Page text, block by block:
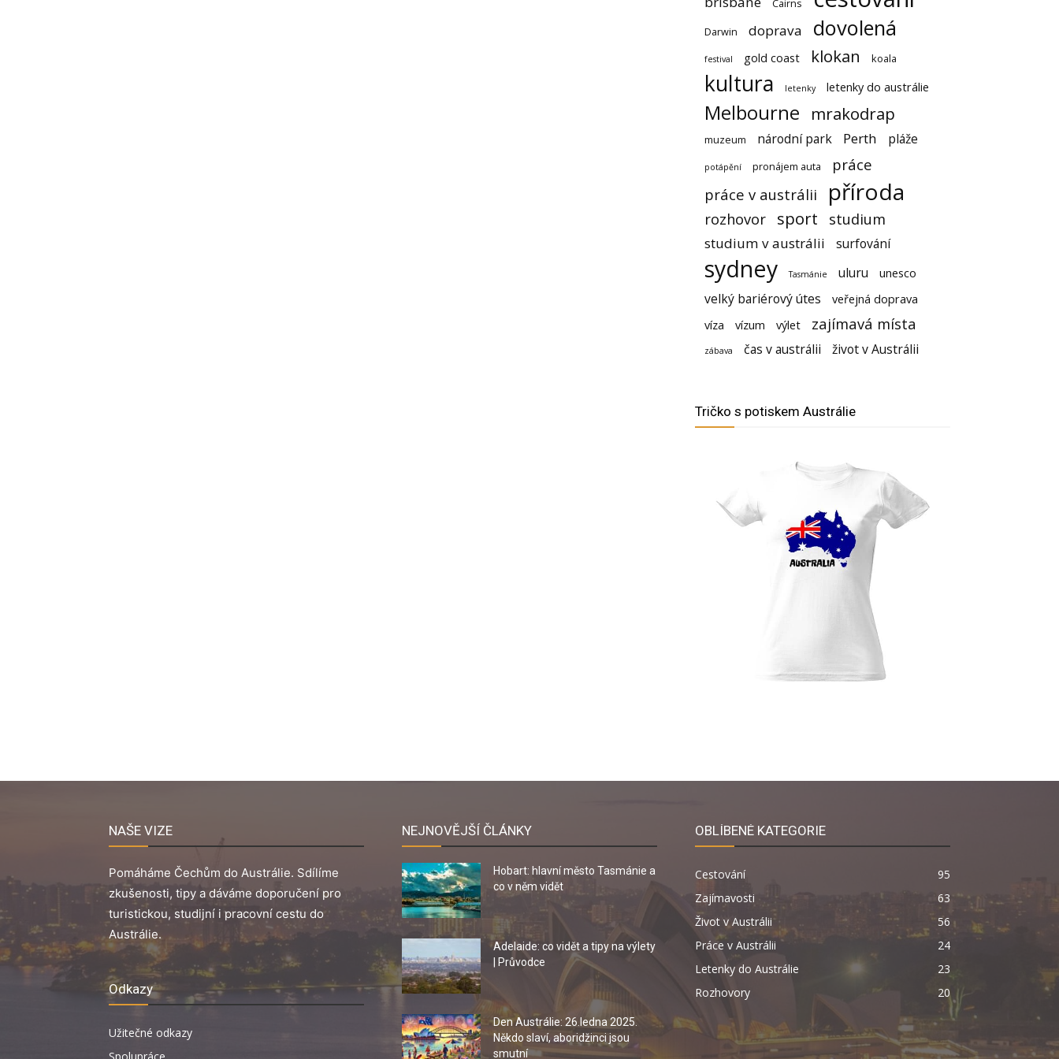
Cairns
Darwin doprava dovolená
festival gold coast klokan koala
kultura letenky letenky do austrálie
Melbourne mrakodrap
muzeum národní park Perth pláže
potápění pronájem auta
práce
práce v austrálii
příroda
rozhovor sport studium
studium v austrálii surfování
sydney Tasmánie uluru unesco
velký bariérový útes
veřejná doprava
víza
vízum výlet zajímavá místa
zábava čas v austrálii život v Austrálii
Tričko s potiskem Austrálie
NAŠE VIZE
Pomáháme Čechům do Austrálie. Sdílíme
zkušenosti, tipy a dáváme doporučení pro
turistickou, studijní i pracovní cestu do
Austrálie.
Odkazy
Užitečné odkazy
NEJNOVĚJŠÍ ČLÁNKY
Hobart: hlavní město Tasmánie a
co v něm vidět
Adelaide: co vidět a tipy na výlety
| Průvodce
Den Austrálie: 26.ledna 2025.
Někdo slaví, aboridžinci jsou
smutní
OBLÍBENÉ KATEGORIE
Cestování
95
Zajímavosti
63
Život v Austrálii
56
Práce v Austrálii
24
Letenky do Austrálie
23
Rozhovory
20